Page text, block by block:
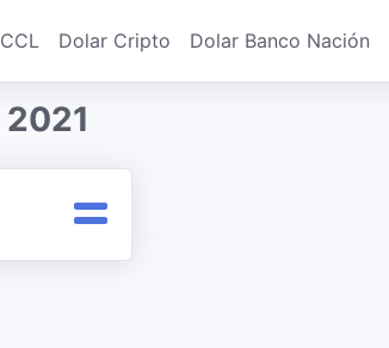
Dolar Cripto Dolar Banco Nación